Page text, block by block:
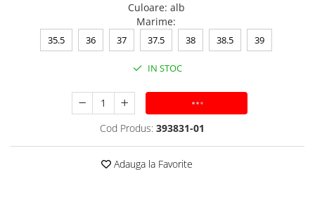
Culoare: alb
Marime:
35.5 36 37 37.5 38 38.5 39
IN STOC
ADAUGA IN COS
Cod Produs: 393831-01
Adauga la Favorite